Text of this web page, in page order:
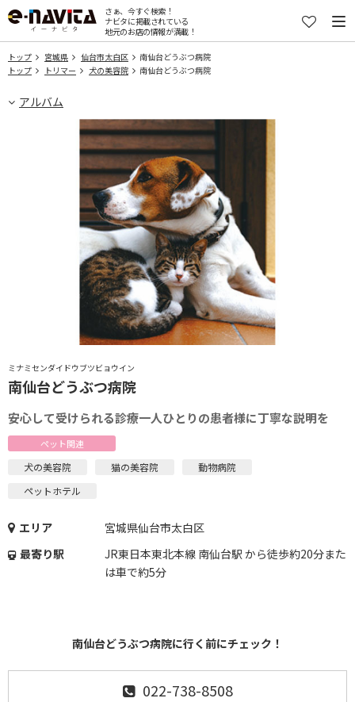
さぁ、今すぐ検索！
ナビタに掲載されている
地元のお店の情報が満載！
トップ 宮城県 仙台市太白区
南仙台どうぶつ病院
トップ
トリマー 犬の美容院 南仙台どうぶつ病院
アルバム
ミナミセンダイドウブツビョウイン
南仙台どうぶつ病院
安心して受けられる診療一人ひとりの患者様に丁寧な説明を
ペット関連
犬の美容院 猫の美容院
動物病院
ペットホテル
エリア
宮城県仙台市太白区
最寄り駅
JR東日本東北本線 南仙台駅 から徒歩約20分また
は車で約5分
南仙台どうぶつ病院に行く前にチェック！
022-738-8508